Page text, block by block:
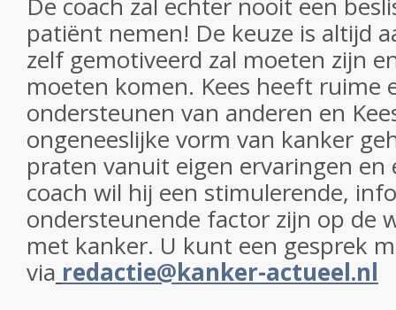
patiënt nemen! De keuze is altijd
zelf gemotiveerd zal moeten zijn
moeten komen. Kees heeft ruime
ondersteunen van anderen en
ongeneeslijke vorm van kanker
praten vanuit eigen ervaringen en
coach wil hij een stimulerende,
ondersteunende factor zijn op de
met kanker. U kunt een gesprek
via redactie@kanker-actueel.nl